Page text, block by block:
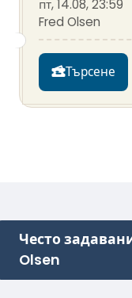
пт, 14.08, 23:59
Fred Olsen
Търсене
Често
Olsen